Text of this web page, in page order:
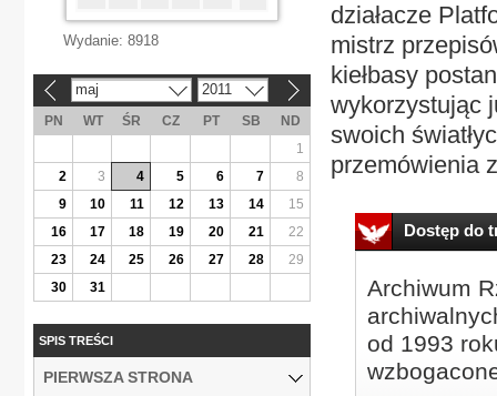
działacze
mistrz
kiełbasy
wykorzystując
swoich
przemówienia
Dostęp do
Archiwum
od 1993
Wydanie: 8918
maj 2011
PN WT ŚR CZ PT SB
ND
1
2
3 4 5 6 7
8
9
10 11 12 13 14
15
16
17 18 19 20 21
22
23
24 25 26 27 28
29
30
31
SPIS TREŚCI
PIERWSZA STRONA